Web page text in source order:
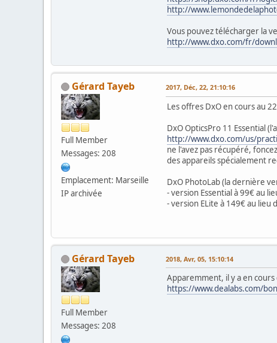
http://
Vous pouvez télécharger la
http://www.dxo.com/fr/
Gérard Tayeb
Full Member
Messages: 208
Emplacement: Marseille
IP archivée
2017, Déc, 22, 21:10:16
Les offres DxO en cours au
DxO OpticsPro 11 Essential
http://www.dxo.com/us/
ne l'avez pas récupéré,
des appareils spécialement
DxO PhotoLab (la dernière
- version Essential à 99€ au
- version ELite à 149€ au lieu
Gérard Tayeb
Full Member
Messages: 208
2018, Avr, 05, 15:10:14
Apparemment, il y a en
https://www.dealabs.com/